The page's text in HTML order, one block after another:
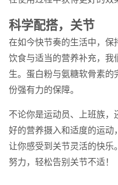
科学配搭，关节
在如今快节奏的生活中，保
饮食与适当的营养补充，我
生。蛋白粉与氨糖软骨素
份强有力的保障。
不论你是运动员、上班族，
好的营养摄入和适度的运动
让你感受到关节灵活的快乐
努力，轻松告别关节不适！